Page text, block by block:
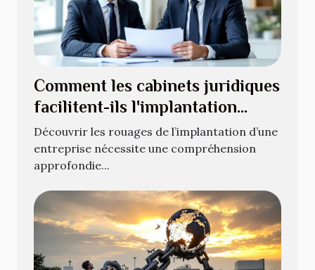
Comment les cabinets juridiques
facilitent-ils l'implantation
d'entreprises ?
Découvrir les rouages de l’implantation d’une
entreprise nécessite une compréhension
approfondie...